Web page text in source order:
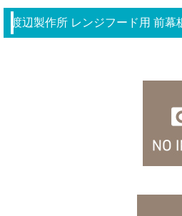
渡辺製作所 レンジフード用 前